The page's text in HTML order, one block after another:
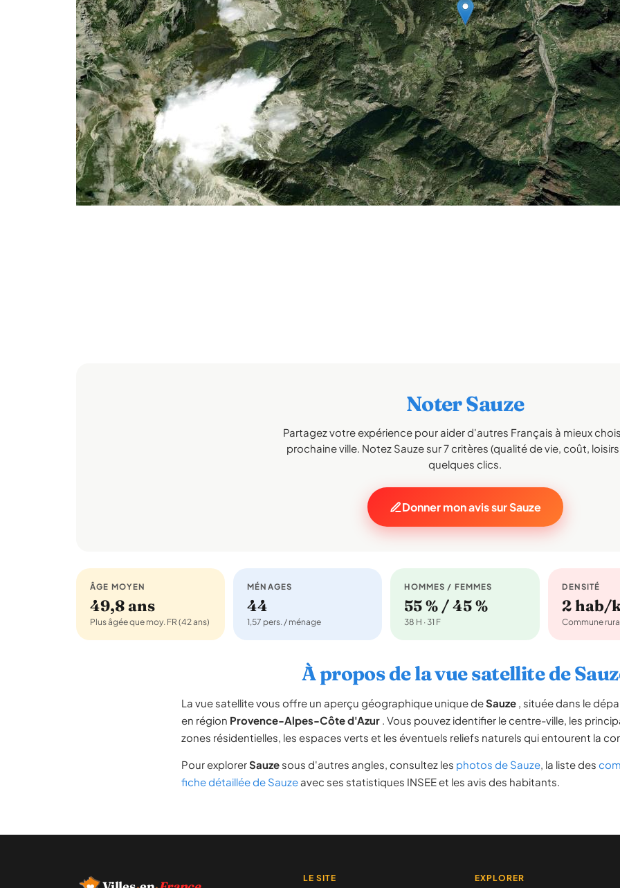
Noter Sauze
Partagez votre expérience pour aider d'autres Français à mieux
prochaine ville. Notez Sauze sur 7 critères (qualité de vie, coût,
quelques clics.
Donner mon avis sur Sauze
ÂGE MOYEN
49,8 ans
Plus âgée que moy. FR (42 ans)
MÉNAGES
44
1,57 pers. / ménage
HOMMES / FEMMES
55 % / 45 %
38 H · 31 F
DENSITÉ
2 hab/
Commune
À propos de la vue satellite de
La vue satellite vous offre un aperçu géographique unique deSauze , située dans le
en région Provence-Alpes-Côte d'Azur . Vous pouvez identifier le centre-ville, les
zones résidentielles, les espaces verts et les éventuels reliefs naturels qui entourent la
Pour explorerSauze sous d'autres angles, consultez les photos de Sauze, la liste des
fiche détaillée de Sauze avec ses statistiques INSEE et les avis des habitants.
LE SITE EXPLORER